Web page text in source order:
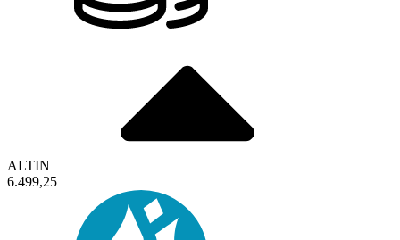
ALTIN
6.499,25